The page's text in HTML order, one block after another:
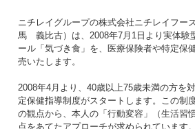
ニチレイグループの株式会社ニチレイフー
馬 義比古）は、2008年7月1日より実体験
ール「気づき食」を、医療保険者や特定保
売いたします。
2008年4月より、40歳以上75歳未満の方を
定保健指導制度がスタートします。この制
の観点から、本人の「行動変容」（生活習
点をあてたアプローチが求められています